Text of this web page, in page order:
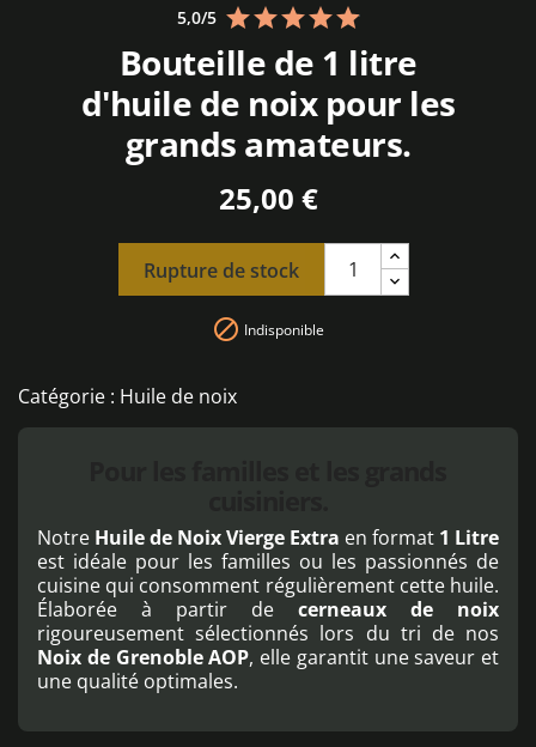
5,0/5Note
moyenne
5,0
5,
basée
sur
avis
Bouteille de 1 litre
d'huile de noix pour les
grands amateurs.
25,00 €
Rupture de stock
 Indisponible
Catégorie : Huile de noix
Notre Huile de Noix Vierge Extra en format 1 Litre
est idéale pour les familles ou les passionnés de
cuisine qui consomment régulièrement cette huile.
Élaborée à partir de cerneaux de noix
rigoureusement sélectionnés lors du tri de nos
Noix de Grenoble AOP, elle garantit une saveur et
une qualité optimales.